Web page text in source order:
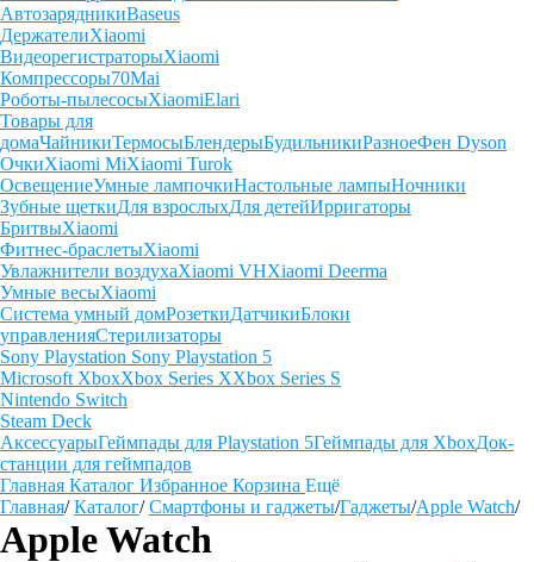
АвтозарядникиBaseus
ДержателиXiaomi
ВидеорегистраторыXiaomi
Компрессоры70Mai
Роботы-пылесосыXiaomiElari
Товары для
домаЧайникиТермосыБлендерыБудильникиРазноеФен Dyson
ОчкиXiaomi MiXiaomi Turok
ОсвещениеУмные лампочкиНастольные лампыНочники
Зубные щеткиДля взрослыхДля детейИрригаторы
БритвыXiaomi
Фитнес-браслетыXiaomi
Увлажнители воздухаXiaomi VHXiaomi Deerma
Умные весыXiaomi
Система умный домРозеткиДатчикиБлоки
управленияСтерилизаторы
Sony Playstation Sony Playstation 5
Microsoft XboxXbox Series XXbox Series S
Nintendo Switch
Steam Deck
АксессуарыГеймпады для Playstation 5Геймпады для XboxДок-
станции для геймпадов
Главная Каталог Избранное Корзина Ещё
Главная/ Каталог/ Смартфоны и гаджеты/Гаджеты/Apple Watch/
Apple Watch